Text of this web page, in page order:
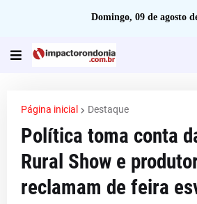
Domingo, 09 de agosto
Página inicial Destaque
Política toma conta
Rural Show e
reclamam de feira